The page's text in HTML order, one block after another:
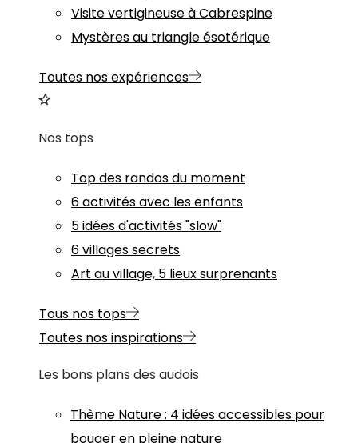
Visite vertigineuse à Cabrespine
Mystères au triangle ésotérique
Toutes nos expériences
Nos tops
Top des randos du moment
6 activités avec les enfants
5 idées d'activités "slow"
6 villages secrets
Art au village, 5 lieux surprenants
Tous nos tops
Toutes nos inspirations
Les bons plans des audois
Thème Nature: 4 idées accessibles pour
bouger en pleine nature